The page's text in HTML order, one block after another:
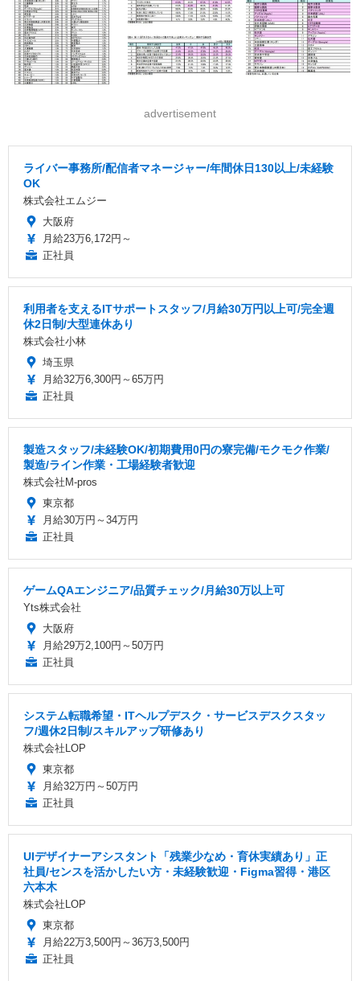
advertisement
ライバー事務所/配信者マネージャー/年間休日130以上/未経験
OK
株式会社エムジー
大阪府
月給23万6,172円～
正社員
利用者を支えるITサポートスタッフ/月給30万円以上可/完全週
休2日制/大型連休あり
株式会社小林
埼玉県
月給32万6,300円～65万円
正社員
製造スタッフ/未経験OK/初期費用0円の寮完備/モクモク作業/
製造/ライン作業・工場経験者歓迎
株式会社M-pros
東京都
月給30万円～34万円
正社員
ゲームQAエンジニア/品質チェック/月給30万以上可
Yts株式会社
大阪府
月給29万2,100円～50万円
正社員
システム転職希望・ITヘルプデスク・サービスデスクスタッ
フ/週休2日制/スキルアップ研修あり
株式会社LOP
東京都
月給32万円～50万円
正社員
UIデザイナーアシスタント「残業少なめ・育休実績あり」正
社員/センスを活かしたい方・未経験歓迎・Figma習得・港区
六本木
株式会社LOP
東京都
月給22万3,500円～36万3,500円
正社員